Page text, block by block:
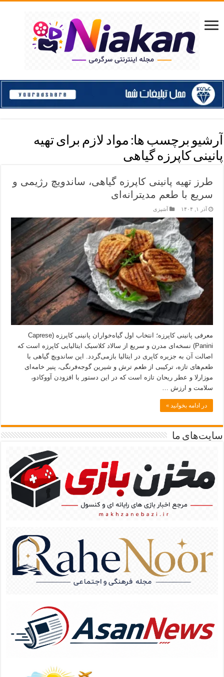
آرشیو برچسب ها: مواد لازم برای تهیه
پانینی کاپرزه گیاهی
طرز تهیه پانینی کاپرزه گیاهی، ساندویچ رژیمی و
سریع با طعم مدیترانه‌ای
آذر ۱, ۱۴۰۴ آشپزی
معرفی پانینی کاپرزه؛ انتخاب اول گیاه‌خواران پانینی کاپرزه (Caprese
Panini) نسخه‌ای مدرن و سریع از سالاد کلاسیک ایتالیایی کاپرزه است که
اصالت آن به جزیره کاپری در ایتالیا بازمی‌گردد. این ساندویچ گیاهی با
طعم‌های تازه، ترکیبی از طعم ترش و شیرین گوجه‌فرنگی، پنیر خامه‌ای
موزارلا و عطر ریحان تازه است که در این دستور با افزودن آووکادو،
سلامت و ارزش …
در ادامه بخوانید »
سایت‌های ما